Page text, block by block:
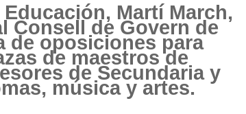
Martí March,
Consell de Govern de
de oposiciones para
de maestrosde
de Secundaria y
música y artes.